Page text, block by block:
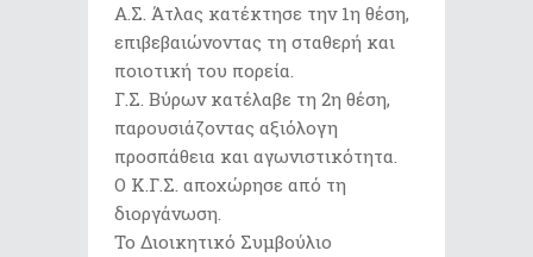
Α.Σ. Άτλας κατέκτησε την 1η θέση,
επιβεβαιώνοντας τη σταθερή και
ποιοτική του πορεία.
Γ.Σ. Βύρων κατέλαβε τη 2η θέση,
παρουσιάζοντας αξιόλογη
προσπάθεια και αγωνιστικότητα.
Ο Κ.Γ.Σ. αποχώρησε από τη
διοργάνωση.
Το Διοικητικό Συμβούλιο